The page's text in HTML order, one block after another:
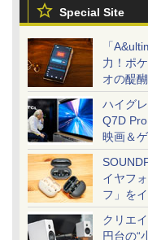
Special Site
「
力！ポ
オの醍
ハイグ
Q7D
映画＆
イヤフ
フ」を
クリエ
円台の“